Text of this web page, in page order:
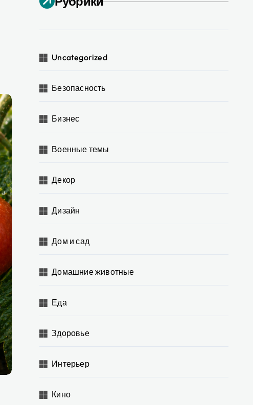
Uncategorized
Безопасность
Бизнес
Военные темы
Декор
Дизайн
Дом и сад
Домашние животные
Еда
Здоровье
Интерьер
Кино